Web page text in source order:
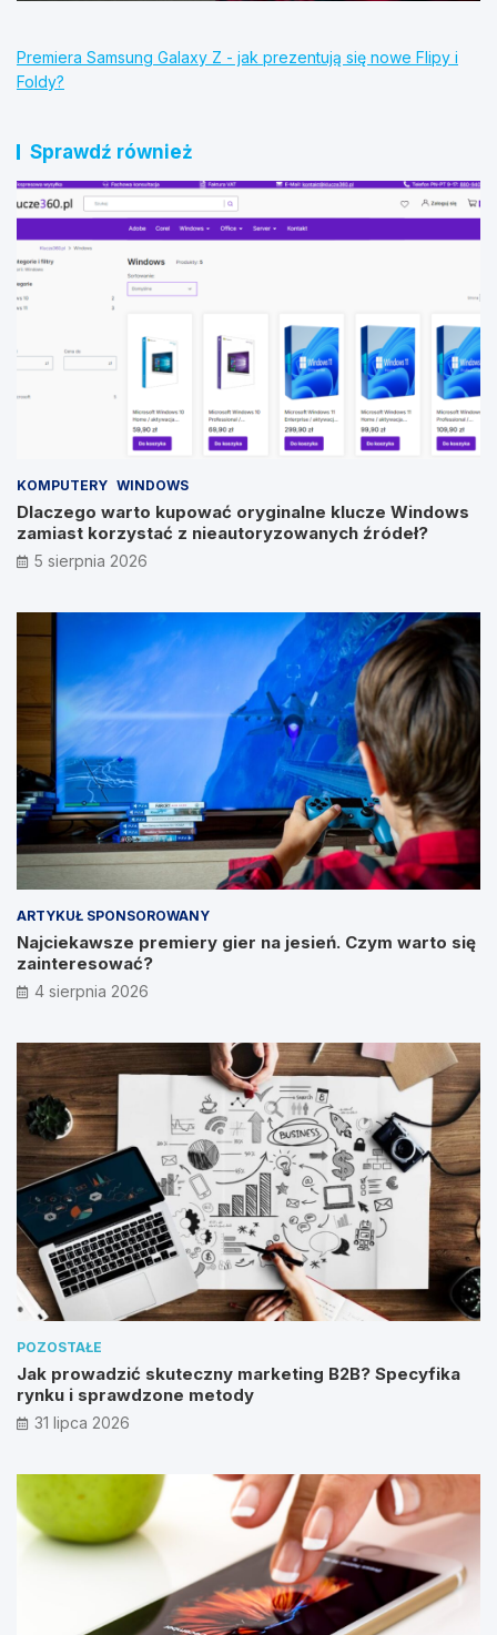
Premiera Samsung Galaxy Z - jak prezentują się nowe Flipy i
Foldy?
Sprawdź również
KOMPUTERY WINDOWS
Dlaczego warto kupować oryginalne klucze Windows
zamiast korzystać z nieautoryzowanych źródeł?
5 sierpnia 2026
ARTYKUŁ SPONSOROWANY
Najciekawsze premiery gier na jesień. Czym warto się
zainteresować?
4 sierpnia 2026
POZOSTAŁE
Jak prowadzić skuteczny marketing B2B? Specyfika
rynku i sprawdzone metody
31 lipca 2026